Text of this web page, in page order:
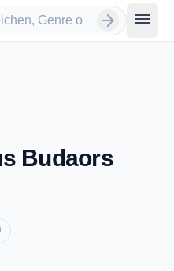
arrow_forward menu
Budaors